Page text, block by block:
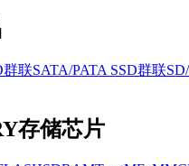
群联SATA/PATA SSD群联
存储芯片